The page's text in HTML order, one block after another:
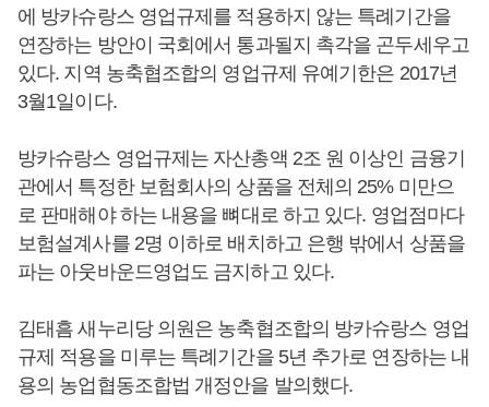
에 방카슈랑스 영업규제를 적용하지 않는 특례기간을
연장하는 방안이 국회에서 통과될지 촉각을 곤두세우고
있다. 지역 농축협조합의 영업규제 유예기한은 2017년
3월1일이다.
방카슈랑스 영업규제는 자산총액 2조 원 이상인 금융기
관에서 특정한 보험회사의 상품을 전체의 25% 미만으
로 판매해야 하는 내용을 뼈대로 하고 있다. 영업점마다
보험설계사를 2명 이하로 배치하고 은행 밖에서 상품을
파는 아웃바운드영업도 금지하고 있다.
김태흠 새누리당 의원은 농축협조합의 방카슈랑스 영업
규제 적용을 미루는 특례기간을 5년 추가로 연장하는 내
용의 농업협동조합법 개정안을 발의했다.